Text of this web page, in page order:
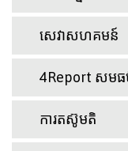
សេវាសហគមន៍
4Report សមធ
ការតស៊ូមតិ